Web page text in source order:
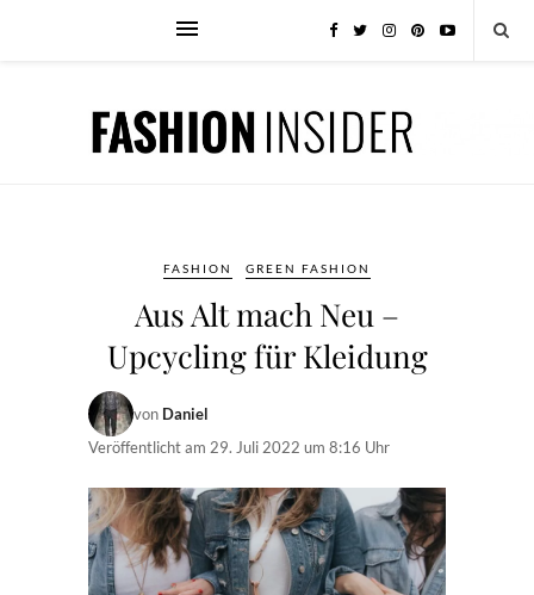
FASHION GREEN FASHION
Aus Alt mach Neu –
Upcycling für Kleidung
von Daniel
Veröffentlicht am 29. Juli 2022 um 8:16 Uhr